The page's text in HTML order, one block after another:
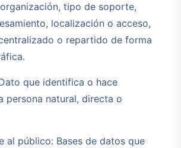
tipo de soporte,
localización o acceso,
o repartido de forma
que identifica o hace
persona natural, directa o
al público: Bases de datos que